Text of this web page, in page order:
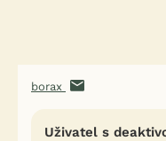
borax
Uživatel s